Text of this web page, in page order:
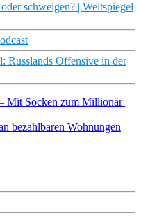
schweigen? | Weltspiegel
Russlands Offensive in der
Mit Socken zum Millionär |
bezahlbaren Wohnungen